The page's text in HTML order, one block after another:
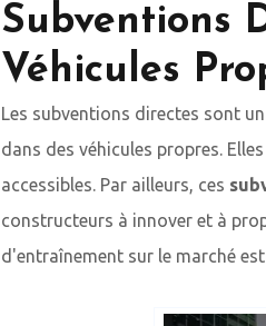
Subventions
Véhicules
Les subventions directes sont
dans des véhicules propres.
accessibles. Par ailleurs, ces
constructeurs à innover et à
d'entraînement sur le marché